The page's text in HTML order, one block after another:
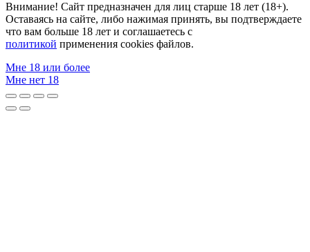
Внимание! Сайт предназначен для лиц старше 18 лет (18+).
Оставаясь на сайте, либо нажимая принять, вы подтверждаете
что вам больше 18 лет и соглашаетесь с
политикой применения cookies файлов.
Мне 18 или более
Мне нет 18